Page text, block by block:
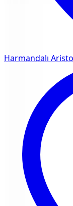
Harmandalı